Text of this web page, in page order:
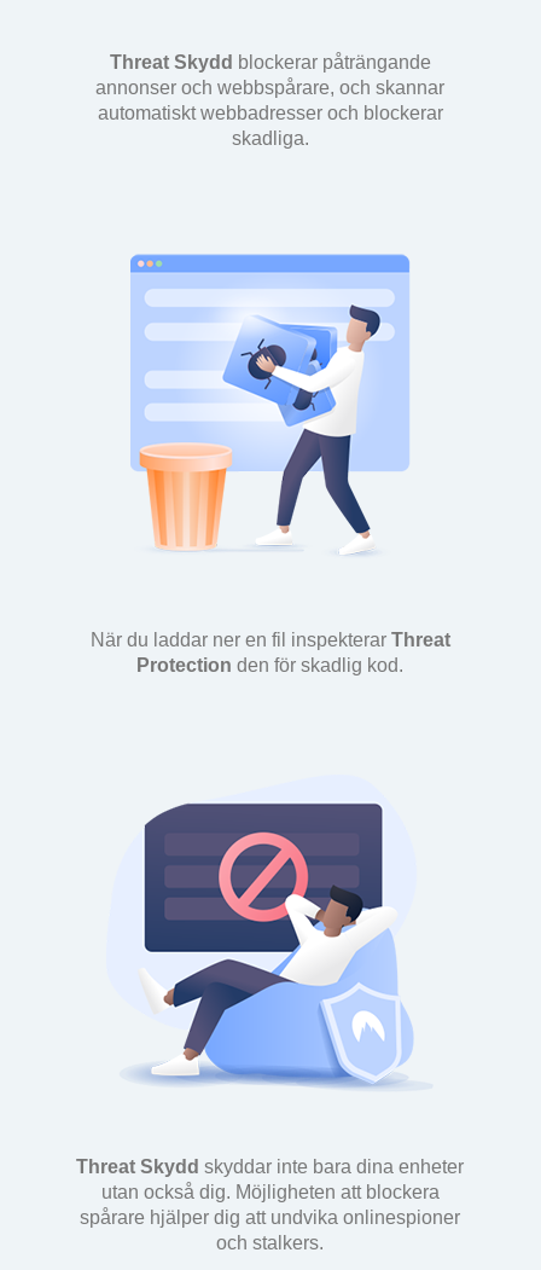
Threat Skydd blockerar påträngande
annonser och webbspårare, och skannar
automatiskt webbadresser och blockerar
skadliga.
När du laddar ner en fil inspekterar Threat
Protection den för skadlig kod.
Threat Skydd skyddar inte bara dina enheter
utan också dig. Möjligheten att blockera
spårare hjälper dig att undvika onlinespioner
och stalkers.